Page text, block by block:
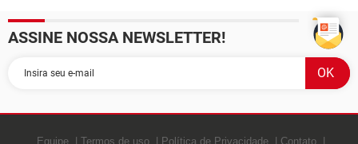
ASSINE NOSSA NEWSLETTER!
Equipe Termos de uso Política de Privacidade Contato